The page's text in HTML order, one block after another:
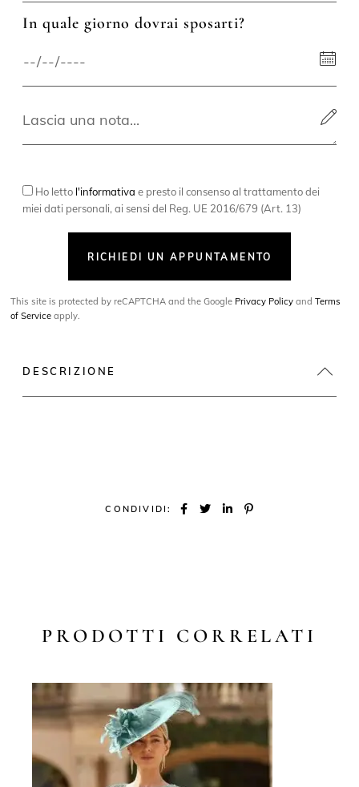
In quale giorno dovrai sposarti?
Ho letto l'informativa e presto il consenso al trattamento dei
miei dati personali, ai sensi del Reg. UE 2016/679 (Art. 13)
RICHIEDI UN APPUNTAMENTO
This site is protected by reCAPTCHA and the Google Privacy Policy andTerms
of Service apply.
DESCRIZIONE
CONDIVIDI:
PRODOTTI CORRELATI